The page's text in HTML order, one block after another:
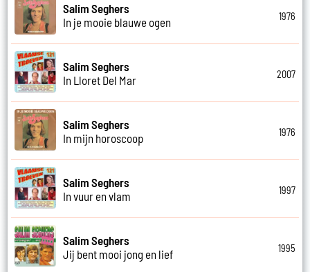
Salim Seghers
In je mooie blauwe ogen
1976
Salim Seghers
In Lloret Del Mar
2007
Salim Seghers
In mijn horoscoop
1976
Salim Seghers
In vuur en vlam
1997
Salim Seghers
Jij bent mooi jong en lief
1995